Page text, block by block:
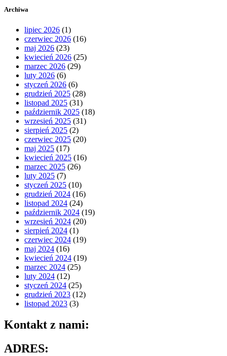
Archiwa
lipiec 2026 (1)
czerwiec 2026 (16)
maj 2026 (23)
kwiecień 2026 (25)
marzec 2026 (29)
luty 2026 (6)
styczeń 2026 (6)
grudzień 2025 (28)
listopad 2025 (31)
październik 2025 (18)
wrzesień 2025 (31)
sierpień 2025 (2)
czerwiec 2025 (20)
maj 2025 (17)
kwiecień 2025 (16)
marzec 2025 (26)
luty 2025 (7)
styczeń 2025 (10)
grudzień 2024 (16)
listopad 2024 (24)
październik 2024 (19)
wrzesień 2024 (20)
sierpień 2024 (1)
czerwiec 2024 (19)
maj 2024 (16)
kwiecień 2024 (19)
marzec 2024 (25)
luty 2024 (12)
styczeń 2024 (25)
grudzień 2023 (12)
listopad 2023 (3)
Kontakt z nami:
ADRES: